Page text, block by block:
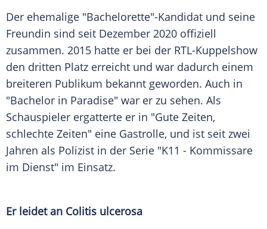
Der ehemalige "Bachelorette"-Kandidat und seine
Freundin sind seit Dezember 2020 offiziell
zusammen. 2015 hatte er bei der RTL-Kuppelshow
den dritten Platz erreicht und war dadurch einem
breiteren Publikum bekannt geworden. Auch in
"Bachelor in Paradise" war er zu sehen. Als
Schauspieler ergatterte er in "Gute Zeiten,
schlechte Zeiten" eine Gastrolle, und ist seit zwei
Jahren als Polizist in der Serie "K11 - Kommissare
im Dienst" im Einsatz.
Er leidet an Colitis ulcerosa